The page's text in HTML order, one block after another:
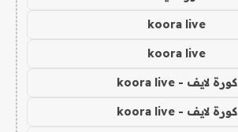
koora live
koora live
كورة لايف - koora live
كورة لايف - koora live